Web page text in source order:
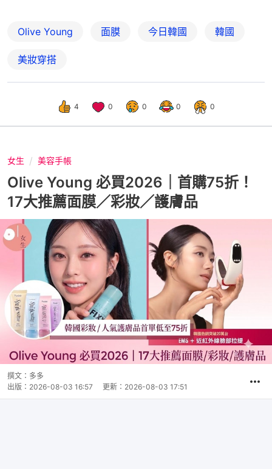
Olive Young 面膜 今日韓國 韓國
美妝穿搭
4 0 0 0 0
女生 美容手帳
Olive Young 必買2026｜首購75折！
17大推薦面膜／彩妝／護膚品
撰文： 多多
出版： 2026-08-03 16:57 更新： 2026-08-03 17:51